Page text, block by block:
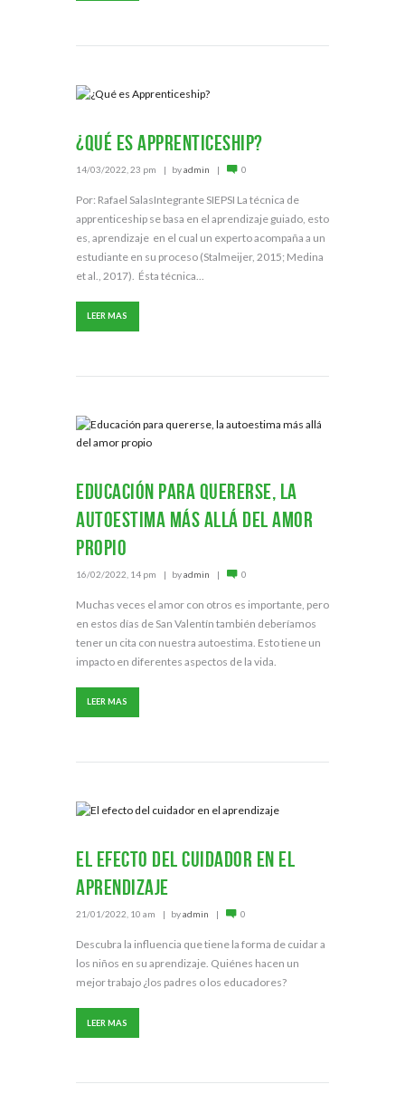
¿Qué es Apprenticeship?
14/03/2022, 23 pm byadmin 0
Por: Rafael SalasIntegrante SIEPSI La técnica de
apprenticeship se basa en el aprendizaje guiado, esto
es, aprendizaje en el cual un experto acompaña a un
estudiante en su proceso (Stalmeijer, 2015; Medina
et al., 2017). Ésta técnica...
LEER MAS
Educación para quererse, la
autoestima más allá del amor
propio
16/02/2022, 14 pm byadmin 0
Muchas veces el amor con otros es importante, pero
en estos días de San Valentín también deberíamos
tener un cita con nuestra autoestima. Esto tiene un
impacto en diferentes aspectos de la vida.
LEER MAS
El efecto del cuidador en el
aprendizaje
21/01/2022, 10 am byadmin 0
Descubra la influencia que tiene la forma de cuidar a
los niños en su aprendizaje. Quiénes hacen un
mejor trabajo ¿los padres o los educadores?
LEER MAS